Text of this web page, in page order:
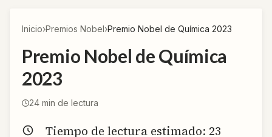
Inicio›Premios Nobel›Premio Nobel de Química 2023
Premio Nobel de Química
2023
24 min de lectura
Tiempo de lectura estimado: 23